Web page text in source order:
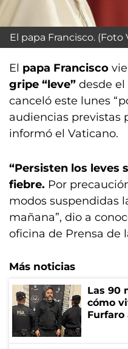
El papa Francisco. (Foto
El papa Francisco
gripe “leve” desde
canceló este lunes
audiencias previstas
informó el Vaticano.
“Persisten los leves
fiebre. Por
modos suspendidas
mañana”, dio a
oficina de Prensa de
Más noticias
Las 90
cómo
Furfaro